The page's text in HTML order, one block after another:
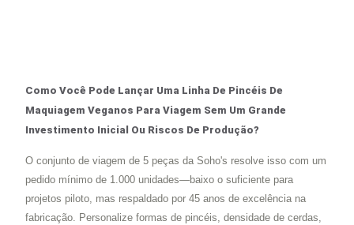
Como Você Pode Lançar Uma Linha De Pincéis De
Maquiagem Veganos Para Viagem Sem Um Grande
Investimento Inicial Ou Riscos De Produção?
O conjunto de viagem de 5 peças da Soho's resolve isso com um
pedido mínimo de 1.000 unidades—baixo o suficiente para
projetos piloto, mas respaldado por 45 anos de excelência na
fabricação. Personalize formas de pincéis, densidade de cerdas,